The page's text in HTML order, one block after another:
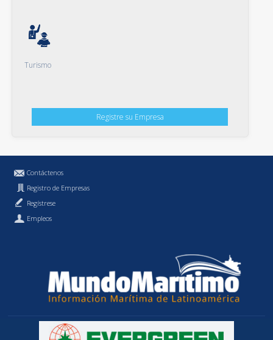
Turismo
Registre su Empresa
Contáctenos
Registro de Empresas
Regístrese
Empleos
Política de Privacidad